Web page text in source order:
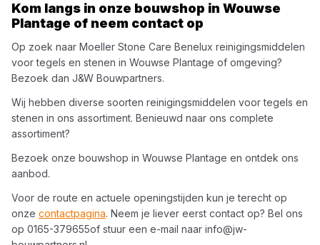
Kom langs in onze bouwshop in Wouwse
Plantage of neem contact op
Op zoek naar Moeller Stone Care Benelux reinigingsmiddelen
voor tegels en stenen in Wouwse Plantage of omgeving?
Bezoek dan J&W Bouwpartners.
Wij hebben diverse soorten reinigingsmiddelen voor tegels en
stenen in ons assortiment. Benieuwd naar ons complete
assortiment?
Bezoek onze bouwshop in Wouwse Plantage en ontdek ons
aanbod.
Voor de route en actuele openingstijden kun je terecht op
onze contactpagina. Neem je liever eerst contact op? Bel ons
op 0165-379655of stuur een e-mail naar info@jw-